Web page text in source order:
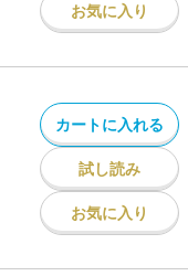
お気に入り
カートに入れる
試し読み
お気に入り